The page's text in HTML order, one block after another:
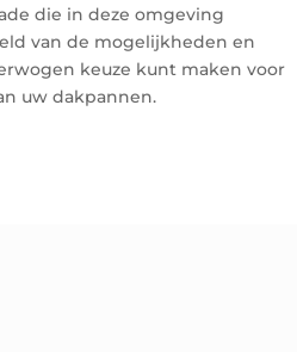
die in deze omgeving
van de mogelijkheden en
keuze kunt maken voor
uw dakpannen.